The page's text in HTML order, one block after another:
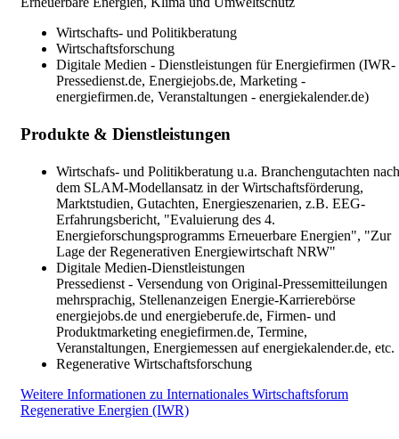
Wirtschafts- und Politikberatung
Wirtschaftsforschung
Digitale Medien - Dienstleistungen für Energiefirmen (IWR-
Pressedienst.de, Energiejobs.de, Marketing -
energiefirmen.de, Veranstaltungen - energiekalender.de)
Produkte & Dienstleistungen
Wirtschafs- und Politikberatung u.a. Branchengutachten nach
dem SLAM-Modellansatz in der Wirtschaftsförderung,
Marktstudien, Gutachten, Energieszenarien, z.B. EEG-
Erfahrungsbericht, "Evaluierung des 4.
Energieforschungsprogramms Erneuerbare Energien", "Zur
Lage der Regenerativen Energiewirtschaft NRW"
Digitale Medien-Dienstleistungen
Pressedienst - Versendung von Original-Pressemitteilungen
mehrsprachig, Stellenanzeigen Energie-Karrierebörse
energiejobs.de und energieberufe.de, Firmen- und
Produktmarketing enegiefirmen.de, Termine,
Veranstaltungen, Energiemessen auf energiekalender.de, etc.
Regenerative Wirtschaftsforschung
Weitere Informationen zu Internationales Wirtschaftsforum
Regenerative Energien (IWR)